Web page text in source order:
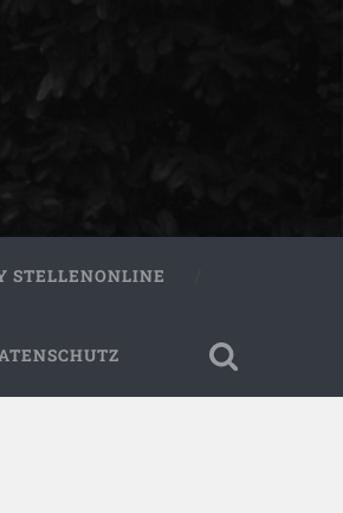
STELLENONLINE